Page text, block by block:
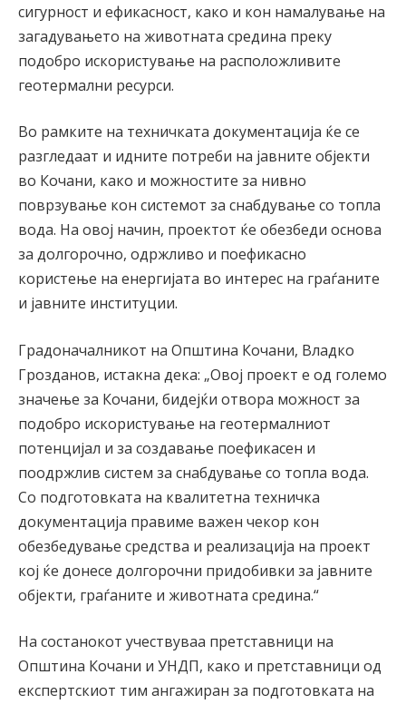
сигурност и ефикасност, како и кон намалување на
загадувањето на животната средина преку
подобро искористување на расположливите
геотермални ресурси.
Во рамките на техничката документација ќе се
разгледаат и идните потреби на јавните објекти
во Кочани, како и можностите за нивно
поврзување кон системот за снабдување со топла
вода. На овој начин, проектот ќе обезбеди основа
за долгорочно, одржливо и поефикасно
користење на енергијата во интерес на граѓаните
и јавните институции.
Градоначалникот на Општина Кочани, Владко
Грозданов, истакна дека: „Овој проект е од големо
значење за Кочани, бидејќи отвора можност за
подобро искористување на геотермалниот
потенцијал и за создавање поефикасен и
поодржлив систем за снабдување со топла вода.
Со подготовката на квалитетна техничка
документација правиме важен чекор кон
обезбедување средства и реализација на проект
кој ќе донесе долгорочни придобивки за јавните
објекти, граѓаните и животната средина.“
На состанокот учествуваа претставници на
Општина Кочани и УНДП, како и претставници од
експертскиот тим ангажиран за подготовката на